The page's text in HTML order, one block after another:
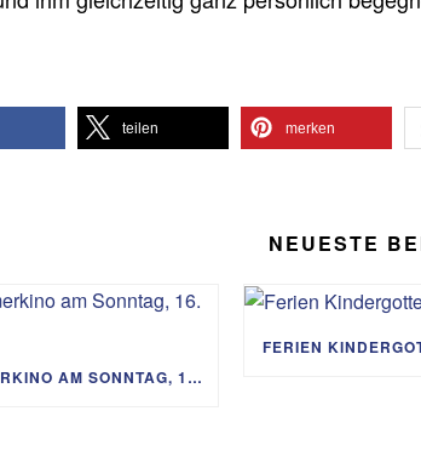
teilen merken
NEUESTE
SOMMERKINO AM SONNTAG, 16. AUGUST
FERIEN